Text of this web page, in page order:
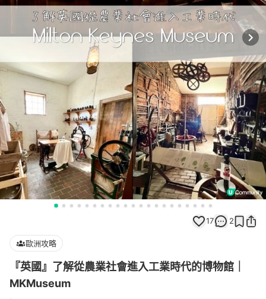
17 2
歐洲攻略
『英國』了解從農業社會進入工業時代的博物館｜
MKMuseum